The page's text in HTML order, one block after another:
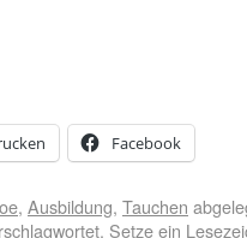
Facebook
, Ausbildung, Tauchen
Setze ein